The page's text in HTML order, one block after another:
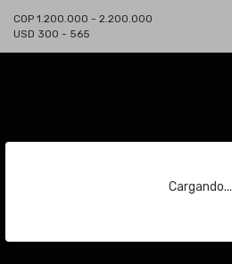
Cargando...
COP 1.200.000 - 2.200.000
USD 300 - 565